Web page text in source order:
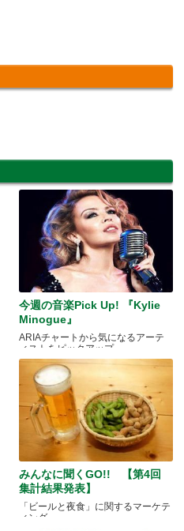
今週の音楽Pick Up! 『Kylie
Minogue』
ARIAチャートから気になるアーテ
ィストをピックアップ
みんなに聞くGO!! 【第4回
集計結果発表】
「ビールと夜食」に関するマーケテ
ィング